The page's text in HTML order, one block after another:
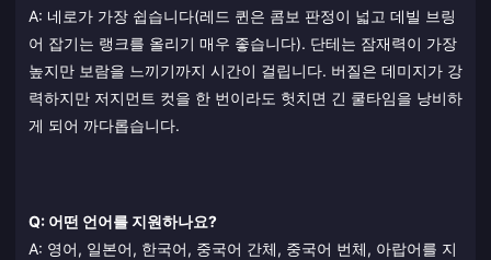
A: 네로가 가장 쉽습니다(레드 퀸은 콤보 판정이 넓고 데빌 브링
어 잡기는 랭크를 올리기 매우 좋습니다). 단테는 잠재력이 가장
높지만 보람을 느끼기까지 시간이 걸립니다. 버질은 데미지가 강
력하지만 저지먼트 컷을 한 번이라도 헛치면 긴 쿨타임을 낭비하
게 되어 까다롭습니다.
Q: 어떤 언어를 지원하나요?
A: 영어, 일본어, 한국어, 중국어 간체, 중국어 번체, 아랍어를 지